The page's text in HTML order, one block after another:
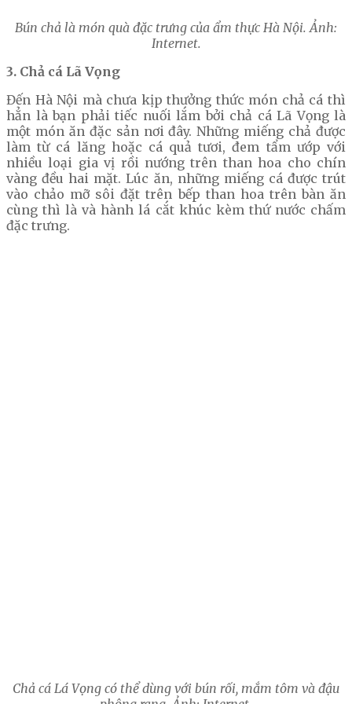
Bún chả là món quà đặc trưng của ẩm thực Hà Nội. Ảnh:
Internet.
3. Chả cá Lã Vọng
Đến Hà Nội mà chưa kịp thưởng thức món chả cá thì
hẳn là bạn phải tiếc nuối lắm bởi chả cá Lã Vọng là
một món ăn đặc sản nơi đây. Những miếng chả được
làm từ cá lăng hoặc cá quả tươi, đem tẩm ướp với
nhiều loại gia vị rồi nướng trên than hoa cho chín
vàng đều hai mặt. Lúc ăn, những miếng cá được trút
vào chảo mỡ sôi đặt trên bếp than hoa trên bàn ăn
cùng thì là và hành lá cắt khúc kèm thứ nước chấm
đặc trưng.
Chả cá Lá Vọng có thể dùng với bún rối, mắm tôm và đậu